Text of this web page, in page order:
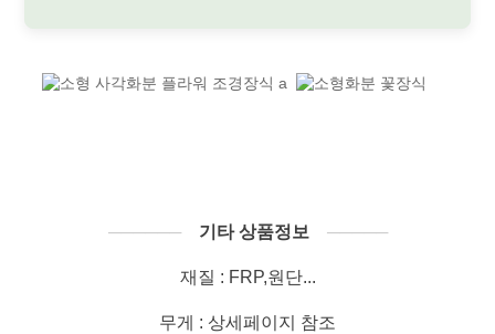
────── 기타 상품정보 ─────
재질 : FRP,원단...
무게 : 상세페이지 참조